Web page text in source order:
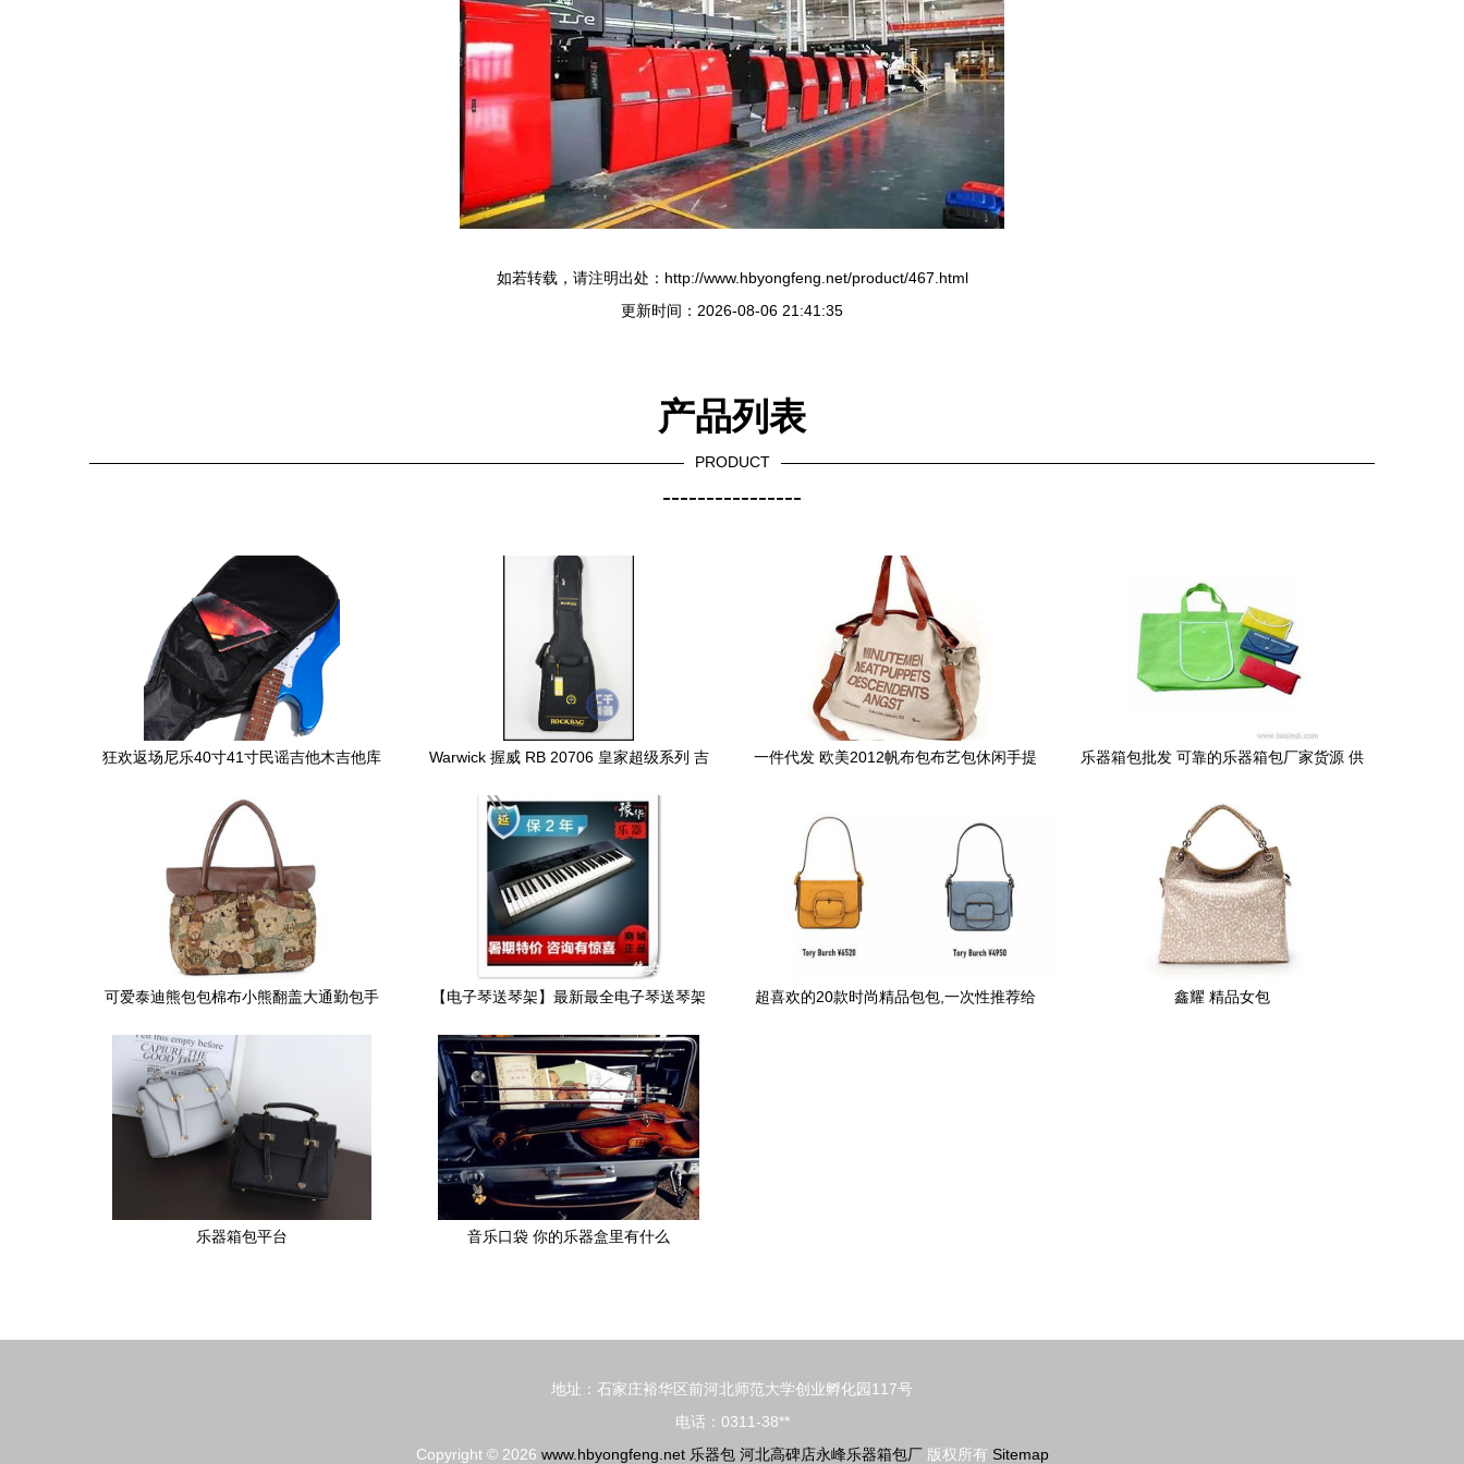
如若转载，请注明出处：http://www.hbyongfeng.net/product/467.html
更新时间：2026-08-06 21:41:35
产品列表
PRODUCT
----------------
狂欢返场尼乐40寸41寸民谣吉他木吉他库
设计吧
Warwick 握威 RB 20706 皇家超级系列 吉
一件代发 欧美2012帆布包布艺包休闲手提
乐器箱包批发 可靠的乐器箱包厂家货源 供
可爱泰迪熊包包棉布小熊翻盖大通勤包手
【电子琴送琴架】最新最全电子琴送琴架
超喜欢的20款时尚精品包包,一次性推荐给
鑫耀 精品女包
乐器箱包平台 音乐口袋 你的乐器盒里有什么
地址：石家庄裕华区前河北师范大学创业孵化园117号
电话：0311-38**
Copyright © 2026 www.hbyongfeng.net 乐器包 河北高碑店永峰乐器箱包厂版权所有 Sitemap